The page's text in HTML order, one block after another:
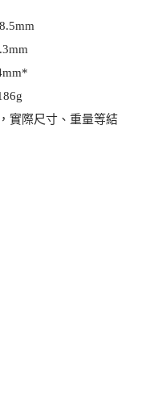
實際尺寸、重量等結